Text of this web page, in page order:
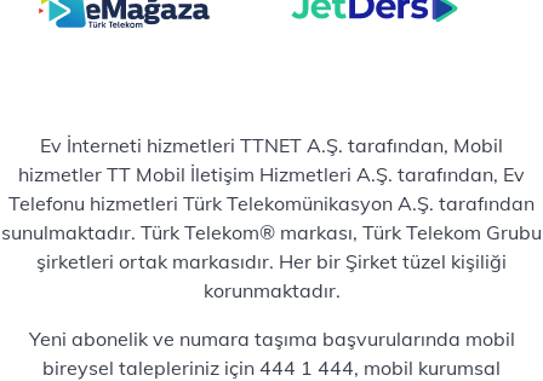
Ev İnterneti hizmetleri TTNET A.Ş. tarafından, Mobil
hizmetler TT Mobil İletişim Hizmetleri A.Ş. tarafından, Ev
Telefonu hizmetleri Türk Telekomünikasyon A.Ş. tarafından
sunulmaktadır. Türk Telekom® markası, Türk Telekom Grubu
şirketleri ortak markasıdır. Her bir Şirket tüzel kişiliği
korunmaktadır.
Yeni abonelik ve numara taşıma başvurularında mobil
bireysel talepleriniz için 444 1 444, mobil kurumsal